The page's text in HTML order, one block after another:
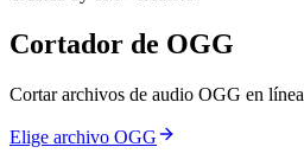
Cortador de OGG
Cortar archivos de audio OGG en
Elige archivo OGG